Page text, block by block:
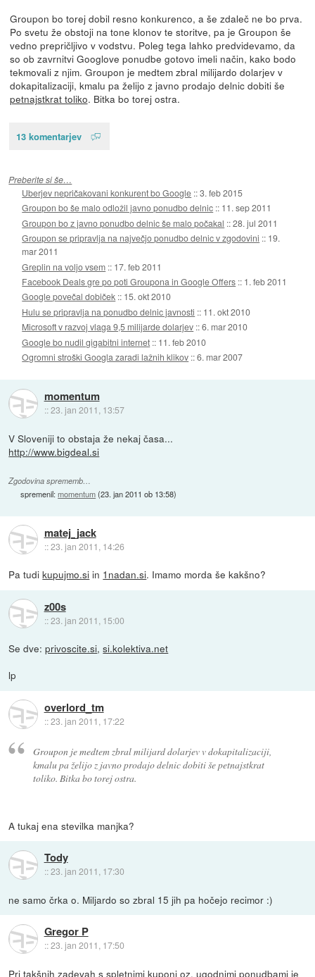
Groupon bo torej dobil resno konkurenco, a še zdaleč ne bo prva.
Po svetu že obstoji na tone klonov te storitve, pa je Groupon še
vedno prepričljivo v vodstvu. Poleg tega lahko predvidevamo, da
so ob zavrnitvi Googlove ponudbe gotovo imeli način, kako bodo
tekmovali z njim. Groupon je medtem zbral milijardo dolarjev v
dokapitalizaciji, kmalu pa želijo z javno prodajo delnic dobiti še
petnajstkrat toliko. Bitka bo torej ostra.
13 komentarjev
Preberite si še…
Uberjev nepričakovani konkurent bo Google ::3. feb 2015
Groupon bo še malo odložil javno ponudbo delnic :: 11. sep 2011
Groupon bo z javno ponudbo delnic še malo počakal ::28. jul 2011
Groupon se pripravlja na največjo ponudbo delnic v zgodovini :: 19.
mar 2011
Greplin na voljo vsem :: 17. feb 2011
Facebook Deals gre po poti Groupona in Google Offers :: 1. feb 2011
Google povečal dobiček :: 15. okt 2010
Hulu se pripravlja na ponudbo delnic javnosti :: 11. okt 2010
Microsoft v razvoj vlaga 9,5 milijarde dolarjev ::6. mar 2010
Google bo nudil gigabitni internet :: 11. feb 2010
Ogromni stroški Googla zaradi lažnih klikov ::6. mar 2007
momentum
::23. jan 2011, 13:57
V Sloveniji to obstaja že nekaj časa...
http://www.bigdeal.si
Zgodovina sprememb…
spremenil:momentum(23. jan 2011 ob 13:58)
matej_jack
::23. jan 2011, 14:26
Pa tudikupujmo.si in 1nadan.si. Imamo morda še kakšno?
z00s
::23. jan 2011, 15:00
Se dve:privoscite.si,si.kolektiva.net
lp
overlord_tm
::23. jan 2011, 17:22
Groupon je medtem zbral milijard dolarjev v dokapitalizaciji,
kmalu pa želijo z javno prodajo delnic dobiti še petnajstkrat
toliko. Bitka bo torej ostra.
A tukaj ena stevilka manjka?
Tody
::23. jan 2011, 17:30
ne samo črka o. Miljardo so zbral 15 jih pa hočejo recimor :)
Gregor P
::23. jan 2011, 17:50
Pri takšnih zadevah s spletnimi kuponi oz. ugodnimi ponudbami je